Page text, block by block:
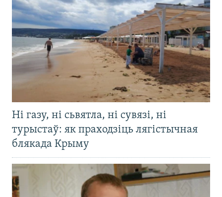
Ні газу, ні сьвятла, ні сувязі, ні
турыстаў: як праходзіць лягістычная
блякада Крыму